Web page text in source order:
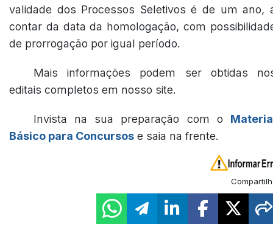
validade dos Processos Seletivos é de um ano,
contar da data da homologação, com
de prorrogação por igual período.
Mais informações podem ser obtidas
editais completos em nosso site.
Invista na sua preparação com o
Básico para Concursos e saia na frente.